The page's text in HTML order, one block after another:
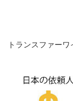
トランスファー